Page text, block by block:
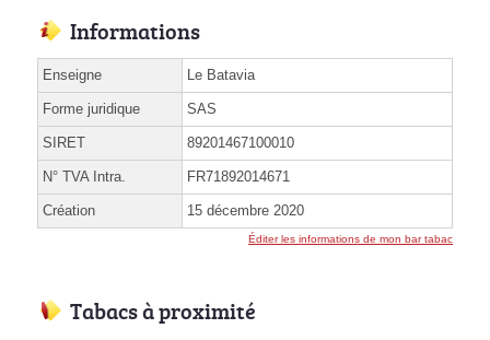
Informations
Enseigne Le Batavia
Forme juridique SAS
SIRET 89201467100010
N° TVA Intra. FR71892014671
Création 15 décembre 2020
Éditer les informations de mon bar tabac
Tabacs à proximité